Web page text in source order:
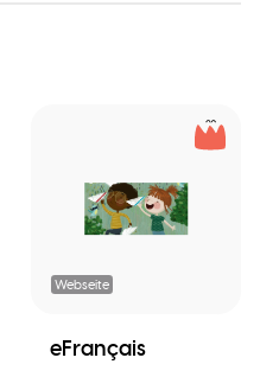
Webseite
eFrançais